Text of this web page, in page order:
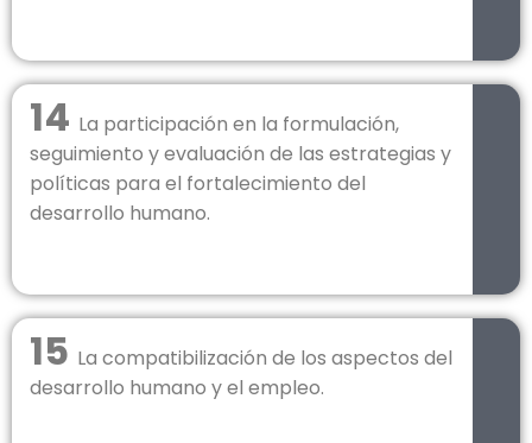
14 La participación en la formulación,
seguimiento y evaluación de las estrategias y
políticas para el fortalecimiento del
desarrollo humano.
15 La compatibilización de los aspectos del
desarrollo humano y el empleo.